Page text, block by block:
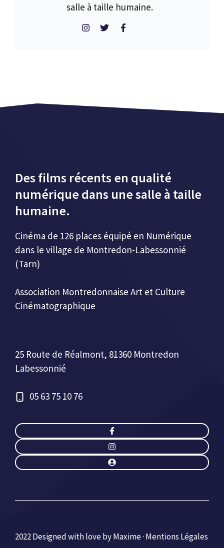
salle à taille humaine.
Des films récents en qualité
numérique dans une salle à taille
humaine.
Cinéma de 126 places équipé en Numérique
dans le village de Montredon-Labessonnié
(Tarn)
Association Montredonnaise Art et Culture
Cinématographique
25 Route de Réalmont, 81360 Montredon
Labessonnié
05 63 75 10 76
2022 Designed with love by Maxime · Mentions Légales